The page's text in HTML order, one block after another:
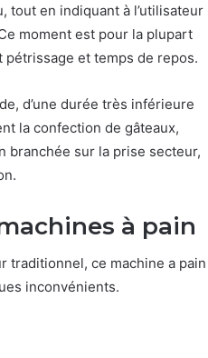
tout en indiquant à l’utilisateur
moment est pour la plupart
pétrissage et temps de repos.
d’une durée très inférieure
la confection de gâteaux,
branchée sur la prise secteur,
à pain
traditionnel, ce machine a pain
inconvénients.